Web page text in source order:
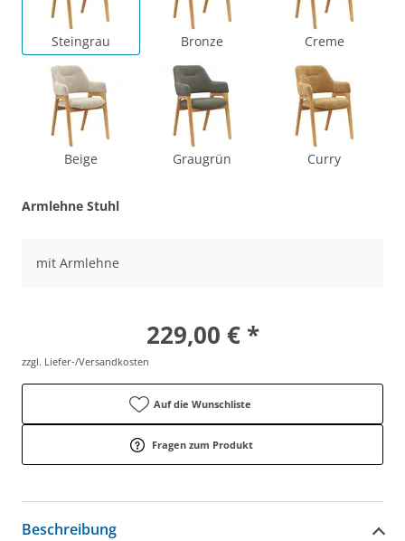
Steingrau Bronze Creme
Beige Graugrün Curry
Armlehne Stuhl
mit Armlehne
229,00 € *
zzgl. Liefer-/Versandkosten
Auf die Wunschliste
Fragen zum Produkt
Beschreibung